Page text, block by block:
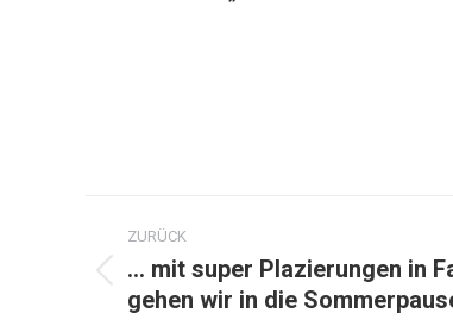
ZURÜCK
Vorheriger
Beitrag:
… mit super Plazierungen in
gehen wir in die